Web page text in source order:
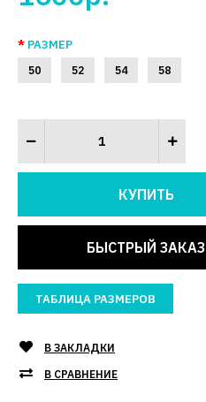
РАЗМЕР
50 52 54 58
БЫСТРЫЙ ЗАКАЗ
ТАБЛИЦА РАЗМЕРОВ
В ЗАКЛАДКИ
В СРАВНЕНИЕ